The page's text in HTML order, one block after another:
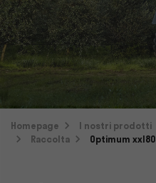
Homepage I nostri prodotti
Raccolta
Optimum xxl80